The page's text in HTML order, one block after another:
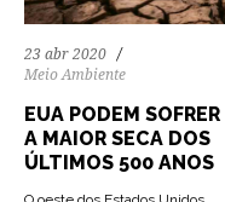
23 abr 2020
Meio Ambiente
EUA PODEM SOFRER
A MAIOR SECA DOS
ÚLTIMOS 500 ANOS